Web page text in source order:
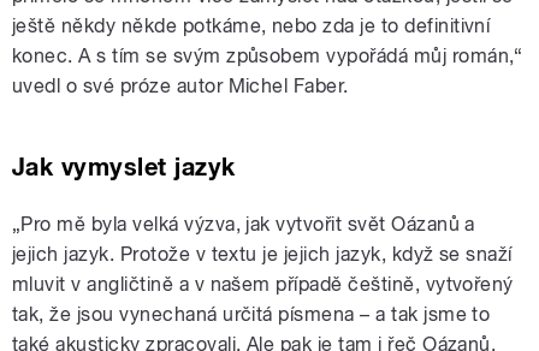
ještě někdy někde potkáme, nebo zda je to definitivní
konec. A s tím se svým způsobem vypořádá můj román,“
uvedl o své próze autor Michel Faber.
Jak vymyslet jazyk
„Pro mě byla velká výzva, jak vytvořit svět Oázanů a
jejich jazyk. Protože v textu je jejich jazyk, když se snaží
mluvit v angličtině a v našem případě češtině, vytvořený
tak, že jsou vynechaná určitá písmena – a tak jsme to
také akusticky zpracovali. Ale pak je tam i řeč Oázanů,